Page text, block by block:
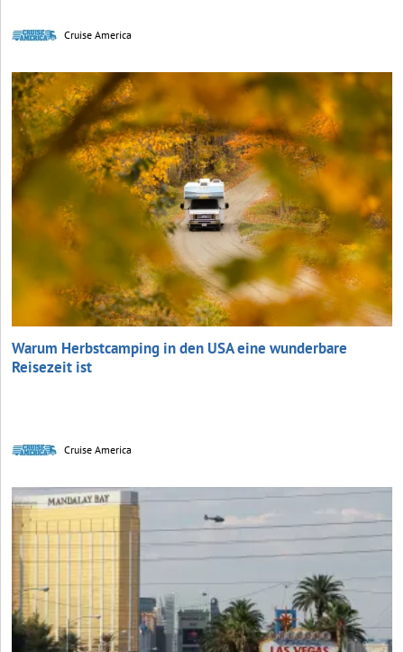
Cruise America
Warum Herbstcamping in den USA eine wunderbare
Reisezeit ist
Cruise America